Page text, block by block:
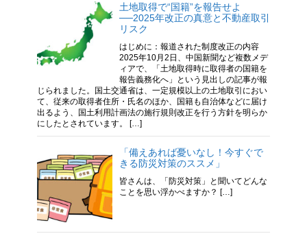
土地取得で“国籍”を報告せよ
──2025年改正の真意と不動産取引
リスク
はじめに：報道された制度改正の内容
2025年10月2日、中国新聞など複数メデ
ィアで、「土地取得時に取得者の国籍を
報告義務化へ」という見出しの記事が報
じられました。国土交通省は、一定規模以上の土地取引におい
て、従来の取得者住所・氏名のほか、国籍も自治体などに届け
出るよう、国土利用計画法の施行規則改正を行う方針を明らか
にしたとされています。 […]
「備えあれば憂いなし！今すぐで
きる防災対策のススメ」
皆さんは、「防災対策」と聞いてどんな
ことを思い浮かべますか？ […]